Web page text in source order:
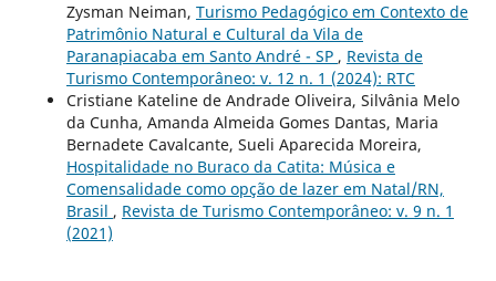
Zysman Neiman, Turismo Pedagógico em Contexto de
Patrimônio Natural e Cultural da Vila de
Paranapiacaba em Santo André - SP , Revista de
Turismo Contemporâneo: v. 12 n. 1 (2024): RTC
Cristiane Kateline de Andrade Oliveira, Silvânia Melo
da Cunha, Amanda Almeida Gomes Dantas, Maria
Bernadete Cavalcante, Sueli Aparecida Moreira,
Hospitalidade no Buraco da Catita: Música e
Comensalidade como opção de lazer em Natal/RN,
Brasil , Revista de Turismo Contemporâneo: v. 9 n. 1
(2021)